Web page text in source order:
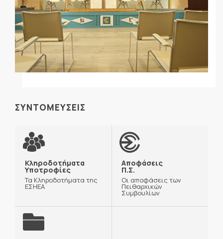
ΣΥΝΤΟΜΕΥΣΕΙΣ
Κληροδοτήματα
Υποτροφίες
Τα Κληροδοτήματα της
ΕΣΗΕΑ
Αποφάσεις
Π.Σ.
Οι αποφάσεις των
Πειθαρχικών
Συμβουλίων